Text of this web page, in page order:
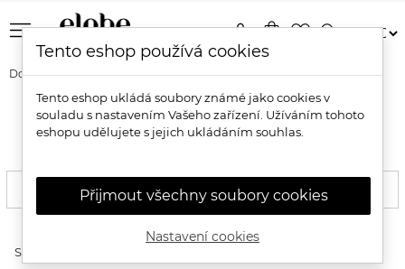
menu shopping_bagfavorite_bordersearch
person
Domů Pleť Péče o pleť Pleťová séra a elixíry
Přírodní pleťová séra a elixíry
FILTROVAT
Seřadit produkty
Tento eshop používá cookies
Tento eshop ukládá soubory známé jako cookies v
souladu s nastavením Vašeho zařízení. Užíváním tohoto
eshopu udělujete s jejich ukládáním souhlas.
Přijmout všechny soubory cookies
Nastavení cookies